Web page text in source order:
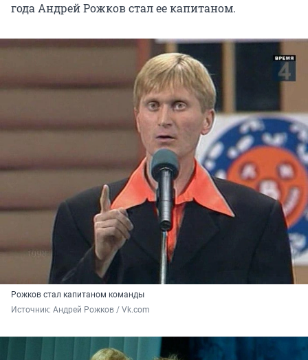
года Андрей Рожков стал ее капитаном.
Рожков стал капитаном команды
Источник: Андрей Рожков / Vk.com